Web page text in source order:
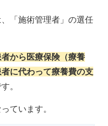
「施術管理者」の選任
から医療保険（療養
に代わって療養費の支
。
ています。